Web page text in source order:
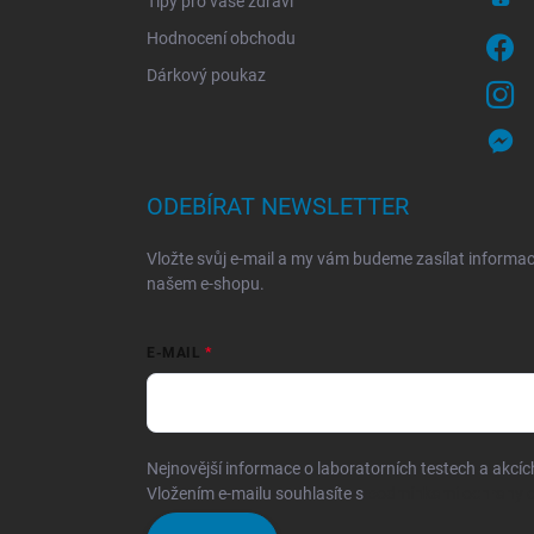
Hodnocení obchodu
Dárkový poukaz
ODEBÍRAT NEWSLETTER
Vložte svůj e-mail a my vám budeme zasílat
našem e-shopu.
E-MAIL
Nejnovější informace o laboratorních testech a
Vložením e-mailu souhlasíte s